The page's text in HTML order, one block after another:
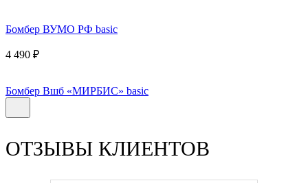
Бомбер ВУМО РФ basic
4 490 ₽
Бомбер Вшб «МИРБИС» basic
ОТЗЫВЫ КЛИЕНТОВ